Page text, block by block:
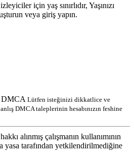
için yaş sınırlıdır, Yaşınızı
veya giriş yapın.
DMCA Lütfen isteğinizi dikkatlice ve
DMCA taleplerinin hesabınızın feshine
alınmış çalışmanın kullanımının
yasa tarafından yetkilendirilmediğine